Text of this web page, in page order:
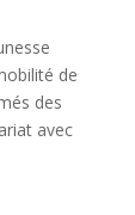
de
des
avec